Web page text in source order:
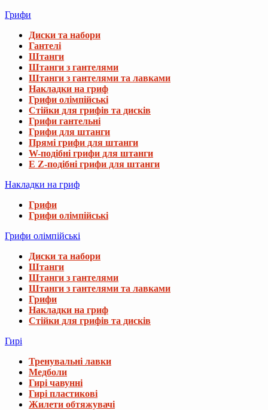
Грифи
Диски та набори
Гантелі
Штанги
Штанги з гантелями
Штанги з гантелями та лавками
Накладки на гриф
Грифи олімпійські
Стійки для грифів та дисків
Грифи гантельні
Грифи для штанги
Прямі грифи для штанги
W-подібні грифи для штанги
E Z-подібні грифи для штанги
Накладки на гриф
Грифи
Грифи олімпійські
Грифи олімпійські
Диски та набори
Штанги
Штанги з гантелями
Штанги з гантелями та лавками
Грифи
Накладки на гриф
Стійки для грифів та дисків
Гирі
Тренувальні лавки
Медболи
Гирі чавунні
Гирі пластикові
Жилети обтяжувачі